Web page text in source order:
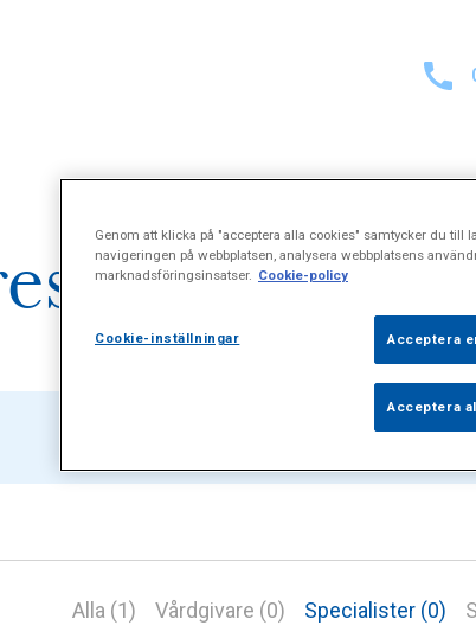
för
Alla (1) Vårdgivare (0) Specialister (0)
Genom att klicka på "acceptera alla cookies" samtycker du till
navigeringen på webbplatsen, analysera webbplatsens
marknadsföringsinsatser. Cookie-policy
Cookie-inställningar Acceptera
Acceptera